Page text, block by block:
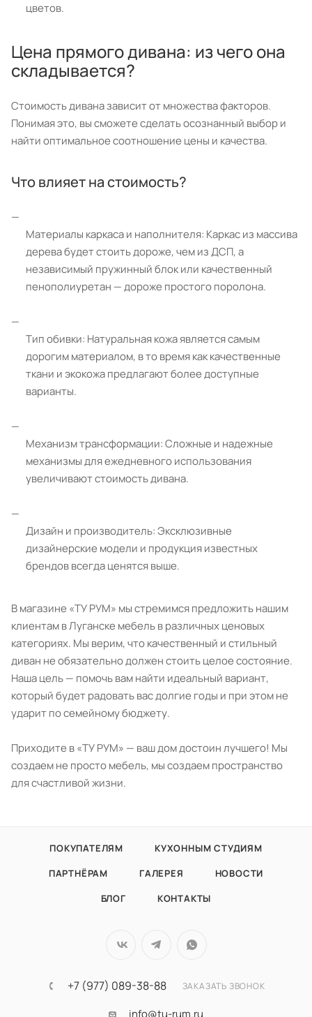
цветов.
Цена прямого дивана: из чего она
складывается?
Стоимость дивана зависит от множества факторов.
Понимая это, вы сможете сделать осознанный выбор и
найти оптимальное соотношение цены и качества.
Что влияет на стоимость?
Материалы каркаса и наполнителя: Каркас из массива
дерева будет стоить дороже, чем из ДСП, а
независимый пружинный блок или качественный
пенополиуретан — дороже простого поролона.
Тип обивки: Натуральная кожа является самым
дорогим материалом, в то время как качественные
ткани и экокожа предлагают более доступные
варианты.
Механизм трансформации: Сложные и надежные
механизмы для ежедневного использования
увеличивают стоимость дивана.
Дизайн и производитель: Эксклюзивные
дизайнерские модели и продукция известных
брендов всегда ценятся выше.
В магазине «ТУ РУМ» мы стремимся предложить нашим
клиентам в Луганске мебель в различных ценовых
категориях. Мы верим, что качественный и стильный
диван не обязательно должен стоить целое состояние.
Наша цель — помочь вам найти идеальный вариант,
который будет радовать вас долгие годы и при этом не
ударит по семейному бюджету.
Приходите в «ТУ РУМ» — ваш дом достоин лучшего! Мы
создаем не просто мебель, мы создаем пространство
для счастливой жизни.
ПОКУПАТЕЛЯМ
КУХОННЫМ СТУДИЯМ
ПАРТНЁРАМ
ГАЛЕРЕЯ
НОВОСТИ
БЛОГ
КОНТАКТЫ
+7 (977) 089-38-88 ЗАКАЗАТЬ ЗВОНОК